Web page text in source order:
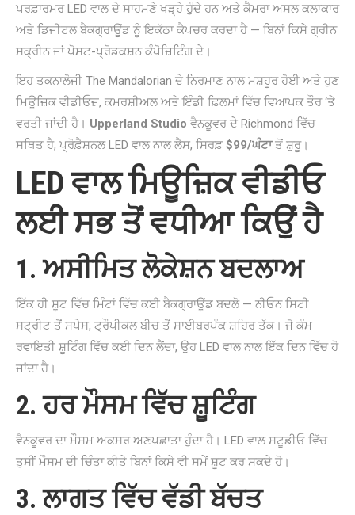
ਪਰਫ਼ਾਰਮਰ LED ਵਾਲ ਦੇ ਸਾਹਮਣੇ ਖੜ੍ਹੇ ਹੁੰਦੇ ਹਨ ਅਤੇ ਕੈਮਰਾ ਅਸਲ ਕਲਾਕਾਰ
ਅਤੇ ਡਿਜੀਟਲ ਬੈਕਗ੍ਰਾਊਂਡ ਨੂੰ ਇਕੱਠਾ ਕੈਪਚਰ ਕਰਦਾ ਹੈ — ਬਿਨਾਂ ਕਿਸੇ ਗ੍ਰੀਨ
ਸਕ੍ਰੀਨ ਜਾਂ ਪੋਸਟ-ਪ੍ਰੋਡਕਸ਼ਨ ਕੰਪੋਜ਼ਿਟਿੰਗ ਦੇ।
ਇਹ ਤਕਨਾਲੋਜੀ The Mandalorian ਦੇ ਨਿਰਮਾਣ ਨਾਲ ਮਸ਼ਹੂਰ ਹੋਈ ਅਤੇ ਹੁਣ
ਮਿਊਜ਼ਿਕ ਵੀਡੀਓਜ਼, ਕਮਰਸ਼ੀਅਲ ਅਤੇ ਇੰਡੀ ਫ਼ਿਲਮਾਂ ਵਿੱਚ ਵਿਆਪਕ ਤੌਰ ‘ਤੇ
ਵਰਤੀ ਜਾਂਦੀ ਹੈ। Upperland Studio ਵੈਨਕੂਵਰ ਦੇ Richmond ਵਿੱਚ
ਸਥਿਤ ਹੈ, ਪ੍ਰੋਫ਼ੈਸ਼ਨਲ LED ਵਾਲ ਨਾਲ ਲੈਸ, ਸਿਰਫ਼ $99/ਘੰਟਾਤੋਂ ਸ਼ੁਰੂ।
LED ਵਾਲ ਮਿਊਜ਼ਿਕ ਵੀਡੀਓ
ਲਈ ਸਭ ਤੋਂ ਵਧੀਆ ਕਿਉਂ ਹੈ
1. ਅਸੀਮਿਤ ਲੋਕੇਸ਼ਨ ਬਦਲਾਅ
ਇੱਕ ਹੀ ਸ਼ੂਟ ਵਿੱਚ ਮਿੰਟਾਂ ਵਿੱਚ ਕਈ ਬੈਕਗ੍ਰਾਊਂਡ ਬਦਲੋ — ਨੀਓਨ ਸਿਟੀ
ਸਟ੍ਰੀਟ ਤੋਂ ਸਪੇਸ, ਟ੍ਰੌਪੀਕਲ ਬੀਚ ਤੋਂ ਸਾਈਬਰਪੰਕ ਸ਼ਹਿਰ ਤੱਕ। ਜੋ ਕੰਮ
ਰਵਾਇਤੀ ਸ਼ੂਟਿੰਗ ਵਿੱਚ ਕਈ ਦਿਨ ਲੈਂਦਾ, ਉਹ LED ਵਾਲ ਨਾਲ ਇੱਕ ਦਿਨ ਵਿੱਚ ਹੋ
ਜਾਂਦਾ ਹੈ।
2. ਹਰ ਮੌਸਮ ਵਿੱਚ ਸ਼ੂਟਿੰਗ
ਵੈਨਕੂਵਰ ਦਾ ਮੌਸਮ ਅਕਸਰ ਅਣਪਛਾਤਾ ਹੁੰਦਾ ਹੈ। LED ਵਾਲ ਸਟੂਡੀਓ ਵਿੱਚ
ਤੁਸੀਂ ਮੌਸਮ ਦੀ ਚਿੰਤਾ ਕੀਤੇ ਬਿਨਾਂ ਕਿਸੇ ਵੀ ਸਮੇਂ ਸ਼ੂਟ ਕਰ ਸਕਦੇ ਹੋ।
3. ਲਾਗਤ ਵਿੱਚ ਵੱਡੀ ਬੱਚਤ